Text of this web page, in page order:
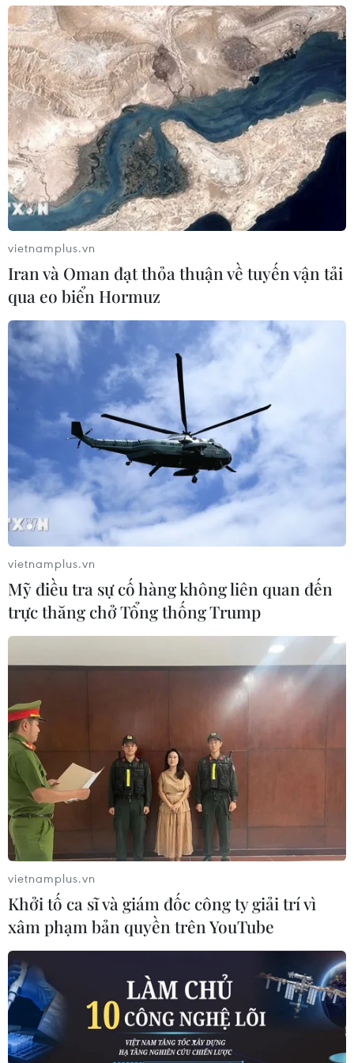
TIN CÙNG CHUYÊN MỤC
vietnamplus.vn
Iran và Oman đạt thỏa thuận về tuyến vận tải
qua eo biển Hormuz
vietnamplus.vn
Mỹ điều tra sự cố hàng không liên quan đến
trực thăng chở Tổng thống Trump
vietnamplus.vn
Khởi tố ca sĩ và giám đốc công ty giải trí vì
xâm phạm bản quyền trên YouTube